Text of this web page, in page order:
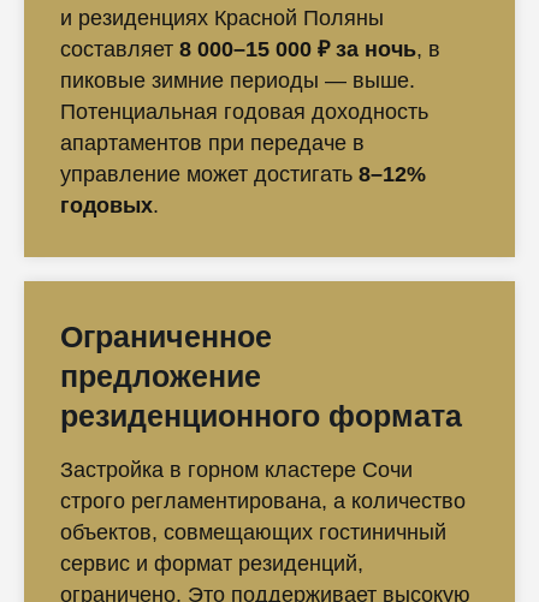
и резиденциях Красной Поляны
составляет 8 000–15 000 ₽ за ночь, в
пиковые зимние периоды — выше.
Потенциальная годовая доходность
апартаментов при передаче в
управление может достигать 8–12%
годовых.
Ограниченное
предложение
резиденционного формата
Застройка в горном кластере Сочи
строго регламентирована, а количество
объектов, совмещающих гостиничный
сервис и формат резиденций,
ограничено. Это поддерживает высокую